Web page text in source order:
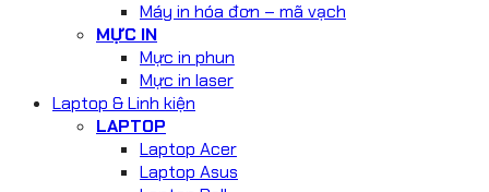
Máy in hóa đơn – mã vạch
MỰC IN
Mực in phun
Mực in laser
Laptop & Linh kiện
LAPTOP
Laptop Acer
Laptop Asus